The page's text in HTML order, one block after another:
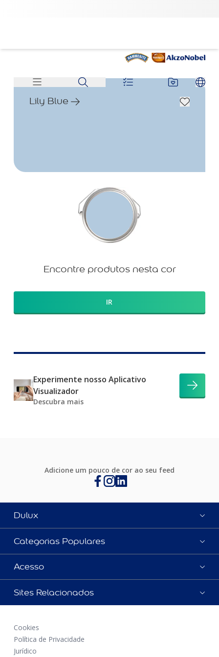
Lily Blue
Encontre produtos nesta cor
IR
Experimente nosso Aplicativo
Visualizador
Descubra mais
Adicione um pouco de cor ao seu feed
Dulux
Categorias Populares
Acesso
Sites Relacionados
Cookies
Política de Privacidade
Jurídico